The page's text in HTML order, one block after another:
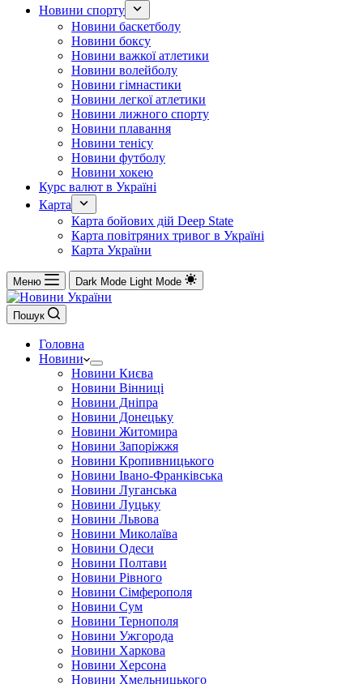
Новини спорту
Новини баскетболу
Новини боксу
Новини важкої атлетики
Новини волейболу
Новини гімнастики
Новини легкої атлетики
Новини лижного спорту
Новини плавання
Новини тенісу
Новини футболу
Новини хокею
Курс валют в Україні
Карта
Карта бойових дій Deep State
Карта повітряних тривог в Україні
Карта України
Меню Dark Mode Light Mode
Пошук
Головна
Новини
Новини Києва
Новини Вінниці
Новини Дніпра
Новини Донецьку
Новини Житомира
Новини Запоріжжя
Новини Кропивницького
Новини Івано-Франківська
Новини Луганська
Новини Луцьку
Новини Львова
Новини Миколаїва
Новини Одеси
Новини Полтави
Новини Рівного
Новини Сімферополя
Новини Сум
Новини Тернополя
Новини Ужгорода
Новини Харкова
Новини Херсона
Новини Хмельницького